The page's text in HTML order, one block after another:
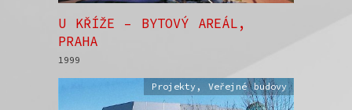
U KŘÍŽE – BYTOVÝ AREÁL,
PRAHA
1999
Projekty, Veřejné budovy